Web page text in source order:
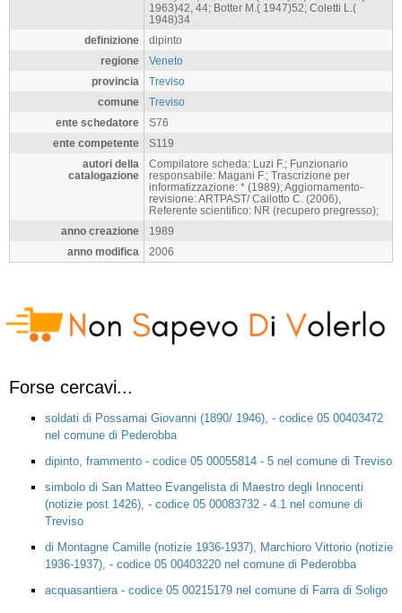
1963)42, 44; Botter M.( 1947)52; Coletti L.(
1948)34
definizione
dipinto
regione
Veneto
provincia
Treviso
comune
Treviso
ente schedatore
S76
ente competente
S119
autori della
catalogazione
Compilatore scheda: Luzi F.; Funzionario
responsabile: Magani F.; Trascrizione per
informatizzazione: * (1989); Aggiornamento-
revisione: ARTPAST/ Cailotto C. (2006),
Referente scientifico: NR (recupero pregresso);
anno creazione
1989
anno modifica
2006
Forse cercavi...
soldati di Possamai Giovanni (1890/ 1946), - codice 05 00403472
nel comune di Pederobba
dipinto, frammento - codice 05 00055814 - 5 nel comune di Treviso
simbolo di San Matteo Evangelista di Maestro degli Innocenti
(notizie post 1426), - codice 05 00083732 - 4.1 nel comune di
Treviso
di Montagne Camille (notizie 1936-1937), Marchioro Vittorio (notizie
1936-1937), - codice 05 00403220 nel comune di Pederobba
acquasantiera - codice 05 00215179 nel comune di Farra di Soligo